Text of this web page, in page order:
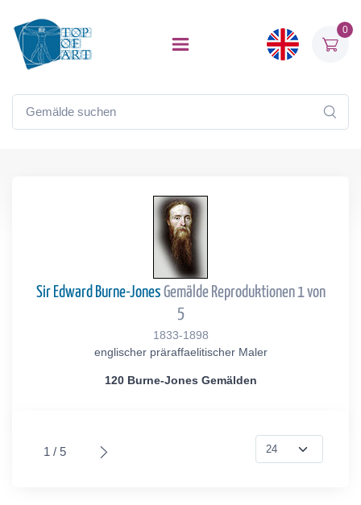
0
Sir Edward Burne-Jones Gemälde Reproduktionen 1 von
5
1833-1898
englischer präraffaelitischer Maler
120 Burne-Jones Gemälden
1 / 5